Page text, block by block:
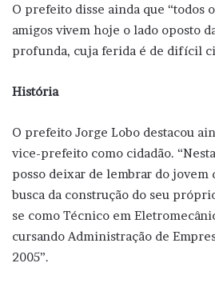
O prefeito disse ainda que “todos
amigos vivem hoje o lado oposto
profunda, cuja ferida é de difícil
História
O prefeito Jorge Lobo destacou
vice-prefeito como cidadão.
posso deixar de lembrar do jovem
busca da construção do seu
se como Técnico em
cursando Administração de
2005”.